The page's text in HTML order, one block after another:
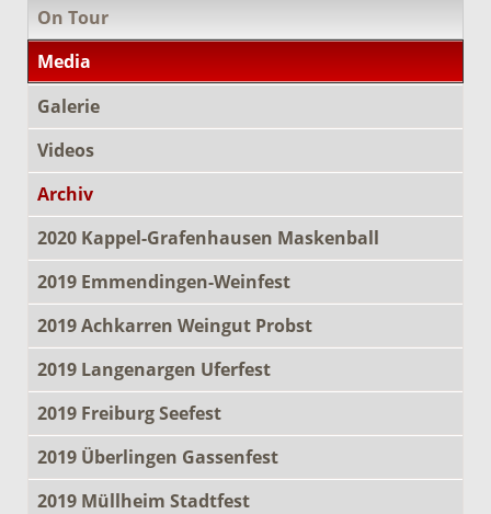
On Tour
Media
Galerie
Videos
Archiv
2020 Kappel-Grafenhausen Maskenball
2019 Emmendingen-Weinfest
2019 Achkarren Weingut Probst
2019 Langenargen Uferfest
2019 Freiburg Seefest
2019 Überlingen Gassenfest
2019 Müllheim Stadtfest